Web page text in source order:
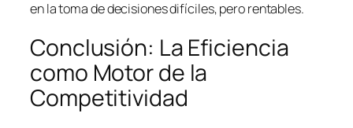
en la toma de decisiones difíciles, pero rentables.
Conclusión: La Eficiencia
como Motor de la
Competitividad